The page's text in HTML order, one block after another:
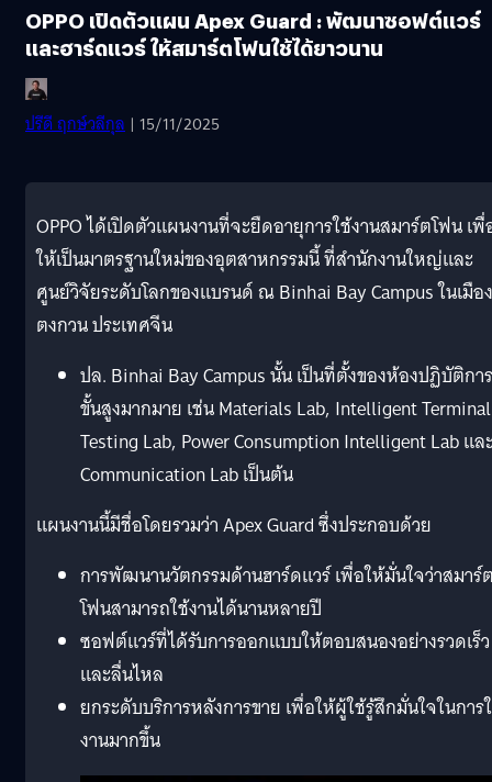
OPPO เปิดตัวแผน Apex Guard : พัฒนาซอฟต์แวร์
และฮาร์ดแวร์ ให้สมาร์ตโฟนใช้ได้ยาวนาน
ปรีดี ฤกษ์วลีกุล | 15/11/2025
OPPO ได้เปิดตัวแผนงานที่จะยืดอายุการใช้งานสมาร์ตโฟน เพื่
ให้เป็นมาตรฐานใหม่ของอุตสาหกรรมนี้ ที่สำนักงานใหญ่และ
ศูนย์วิจัยระดับโลกของแบรนด์ ณ Binhai Bay Campus ในเมือง
ตงกวน ประเทศจีน
ปล. Binhai Bay Campus นั้น เป็นที่ตั้งของห้องปฏิบัติการ
ขั้นสูงมากมาย เช่น Materials Lab, Intelligent Terminal
Testing Lab, Power Consumption Intelligent Lab แล
Communication Lab เป็นต้น
แผนงานนี้มีชื่อโดยรวมว่า Apex Guard ซึ่งประกอบด้วย
การพัฒนานวัตกรรมด้านฮาร์ดแวร์ เพื่อให้มั่นใจว่าสมาร์
โฟนสามารถใช้งานได้นานหลายปี
ซอฟต์แวร์ที่ได้รับการออกแบบให้ตอบสนองอย่างรวดเร็ว
และลื่นไหล
ยกระดับบริการหลังการขาย เพื่อให้ผู้ใช้รู้สึกมั่นใจในการ
งานมากขึ้น